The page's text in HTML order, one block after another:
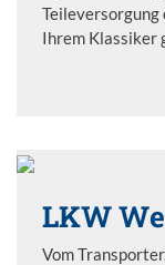
Teileversorgung
Ihrem Klassiker
LKW
Vom